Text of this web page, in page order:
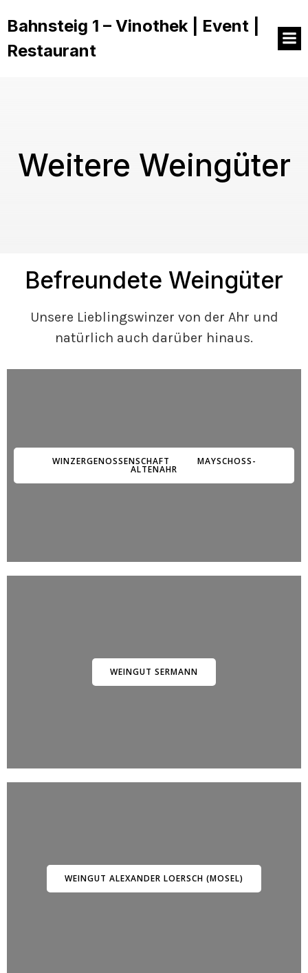
Bahnsteig 1 – Vinothek | Event |
Restaurant
Weitere Weingüter
Befreundete Weingüter
Unsere Lieblingswinzer von der Ahr und
natürlich auch darüber hinaus.
WINZERGENOSSENSCHAFT MAYSCHOSS-A
LTENAHR
WEINGUT SERMANN
WEINGUT ALEXANDER LOERSCH (MOSEL)